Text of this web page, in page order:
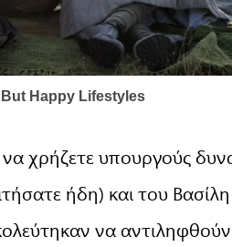
χρήζετε υπουργούς
ήδη) και του Βασίλη
να